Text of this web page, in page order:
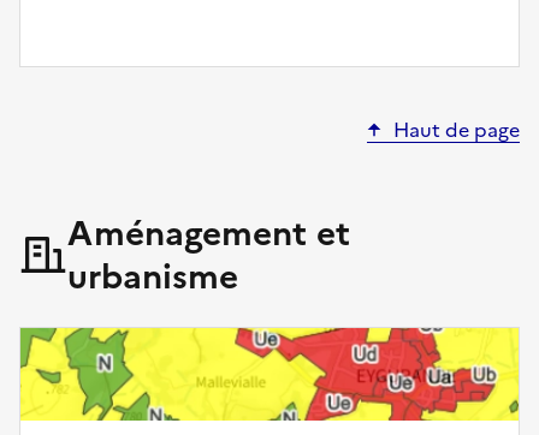
Haut de page
Aménagement et
urbanisme